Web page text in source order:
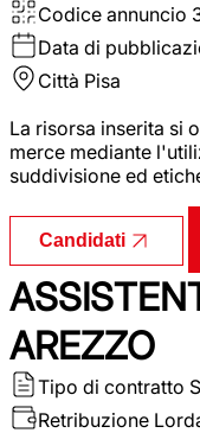
Codice annuncio
Data di
Città Pisa
La risorsa inserita si
merce mediante
suddivisione ed
Candidati
AREZZO
Tipo di contratto
Retribuzione